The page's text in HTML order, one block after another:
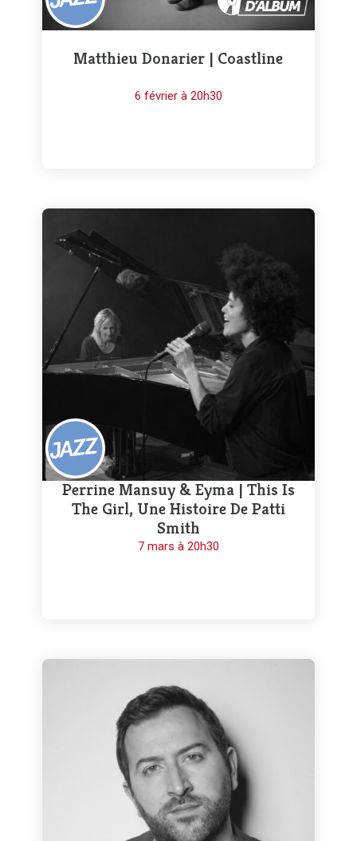
Matthieu Donarier | Coastline
6 février à 20h30
Perrine Mansuy & Eyma | This Is
The Girl, Une Histoire De Patti
Smith
7 mars à 20h30